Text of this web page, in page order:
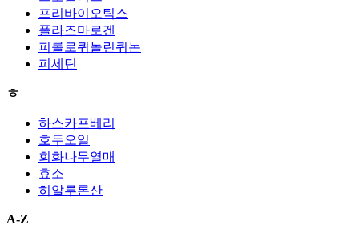
프리바이오틱스
플라즈마로겐
피롤로퀴놀린퀴논
피세틴
ㅎ
하스카프베리
호두오일
회화나무열매
효소
히알루론산
A-Z